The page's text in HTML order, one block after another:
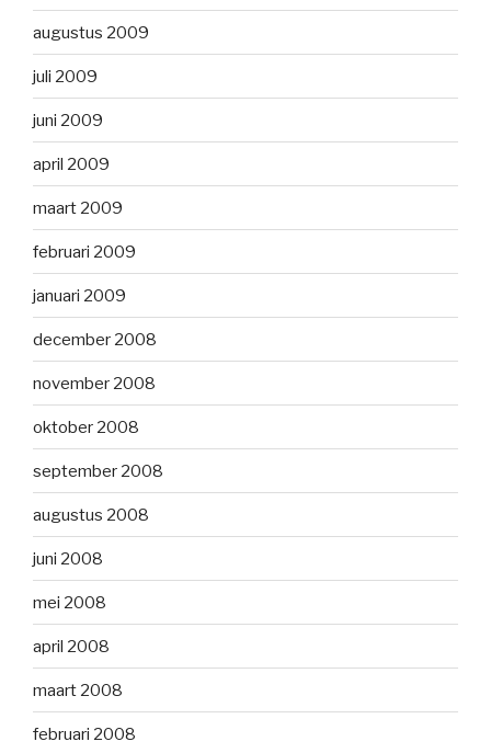
augustus 2009
juli 2009
juni 2009
april 2009
maart 2009
februari 2009
januari 2009
december 2008
november 2008
oktober 2008
september 2008
augustus 2008
juni 2008
mei 2008
april 2008
maart 2008
februari 2008